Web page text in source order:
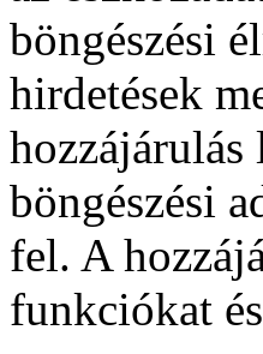
böngészési
hirdetések
hozzájárulás
böngészési
fel. A
funkciókat